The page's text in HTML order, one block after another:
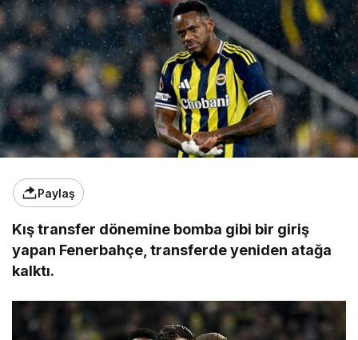
Paylaş
Kış transfer dönemine bomba gibi bir giriş
yapan Fenerbahçe, transferde yeniden atağa
kalktı.